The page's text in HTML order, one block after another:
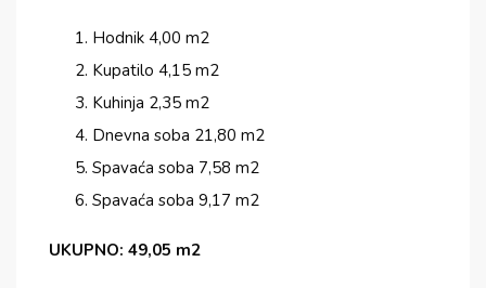
Hodnik 4,00 m2
Kupatilo 4,15 m2
Kuhinja 2,35 m2
Dnevna soba 21,80 m2
Spavaća soba 7,58 m2
Spavaća soba 9,17 m2
UKUPNO: 49,05 m2